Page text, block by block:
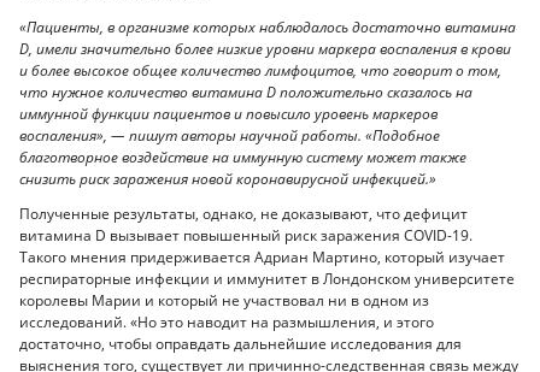
«Пациенты, в организме которых наблюдалось достаточно витамина
D, имели значительно более низкие уровни маркера воспаления в крови
и более высокое общее количество лимфоцитов, что говорит о том,
что нужное количество витамина D положительно сказалось на
иммунной функции пациентов и повысило уровень маркеров
воспаления», — пишут авторы научной работы. «Подобное
благотворное воздействие на иммунную систему может также
снизить риск заражения новой коронавирусной инфекцией.»
Полученные результаты, однако, не доказывают, что дефицит
витамина D вызывает повышенный риск заражения COVID-19.
Такого мнения придерживается Адриан Мартино, который изучает
респираторные инфекции и иммунитет в Лондонском университете
королевы Марии и который не участвовал ни в одном из
исследований. «Но это наводит на размышления, и этого
достаточно, чтобы оправдать дальнейшие исследования для
выяснения того, существует ли причинно-следственная связь между